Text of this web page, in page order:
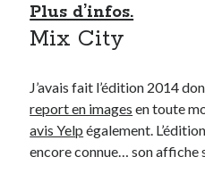
Plus d’infos.
Mix City
J’avais fait l’édition 2014
report en images en toute
avis Yelp également.
encore connue… son affiche